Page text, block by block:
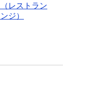
レストラン
ジ）